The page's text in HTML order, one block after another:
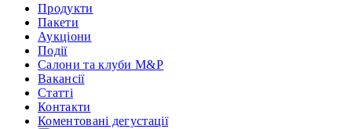
Продукти
Пакети
Аукціони
Події
Салони та клуби M&P
Вакансії
Статті
Контакти
Коментовані дегустації